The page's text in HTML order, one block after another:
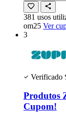
381 usos
om25 Ver
3
Verificado
Produtos
Cupom!